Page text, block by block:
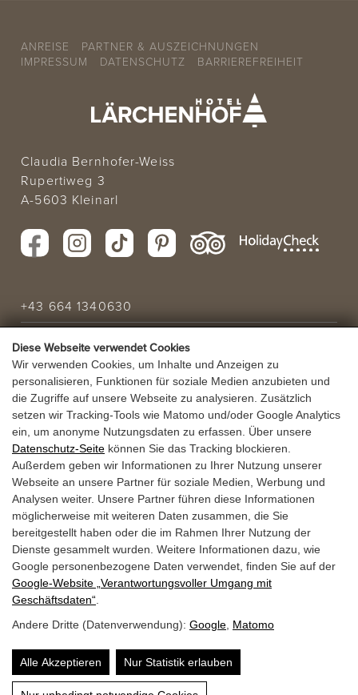
Diese Webseite verwendet Cookies
Wir verwenden Cookies, um Inhalte und Anzeigen zu
personalisieren, Funktionen für soziale Medien anzubieten und
die Zugriffe auf unsere Webseite zu analysieren. Zusätzlich
setzen wir Tracking-Tools wie Matomo und/oder Google Analytics
ein, um anonyme Nutzungsdaten zu erfassen. Über unsere
Datenschutz-Seite können Sie das Tracking blockieren.
Außerdem geben wir Informationen zu Ihrer Nutzung unserer
Webseite an unsere Partner für soziale Medien, Werbung und
Analysen weiter. Unsere Partner führen diese Informationen
möglicherweise mit weiteren Daten zusammen, die Sie
bereitgestellt haben oder die im Rahmen Ihrer Nutzung der
Dienste gesammelt wurden. Weitere Informationen dazu, wie
Google personenbezogene Daten verwendet, finden Sie auf der
Google‑Website „Verantwortungsvoller Umgang mit
Geschäftsdaten“
Andere Dritte (Datenverwendung): Google Matomo
Alle Akzeptieren Nur Statistik erlauben
ANREISE
PARTNER & AUSZEICHNUNGEN
IMPRESSUM
DATENSCHUTZ BARRIEREFREIHEIT
Claudia Bernhofer-Weiss
Rupertiweg 3
A-5603 Kleinarl
+43 664 1340630
info@laerchenhof.biz
Urlaubsanfrage
URLAUBSANGEBOT
GUTSCHEINE